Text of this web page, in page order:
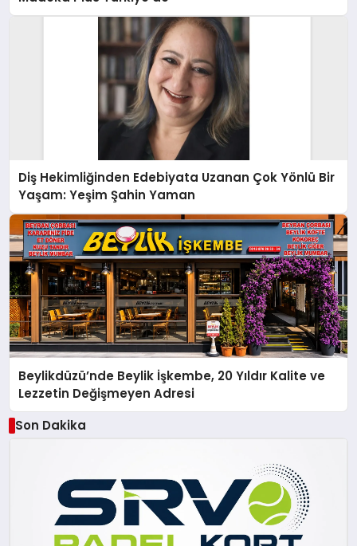
Diş Hekimliğinden Edebiyata Uzanan Çok Yönlü Bir
Yaşam: Yeşim Şahin Yaman
Beylikdüzü’nde Beylik İşkembe, 20 Yıldır Kalite ve
Lezzetin Değişmeyen Adresi
Son Dakika